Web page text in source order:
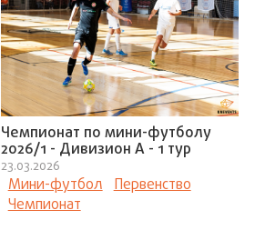
Чемпионат по мини-футболу
2026/1 - Дивизион А - 1 тур
23.03.2026
Мини-футбол Первенство
Чемпионат